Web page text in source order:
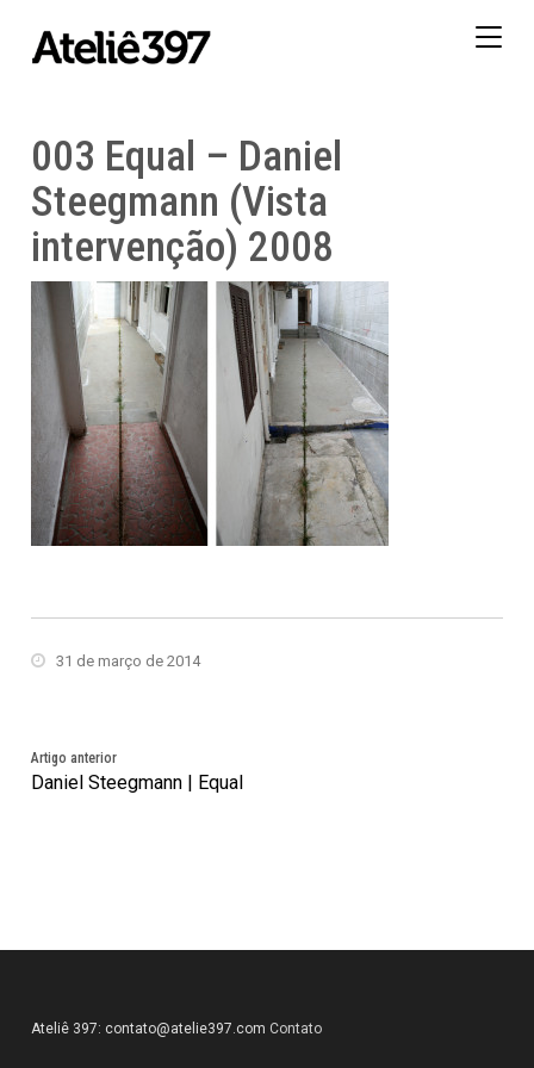
003 Equal – Daniel
Steegmann (Vista
intervenção) 2008
31 de março de 2014
Artigo anterior
Daniel Steegmann | Equal
Ateliê 397: contato@atelie397.com Contato